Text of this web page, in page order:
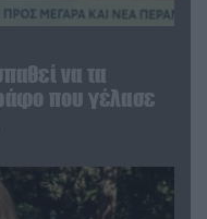
να τα
που γέλασε